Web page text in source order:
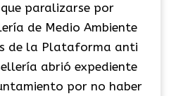
paralizarse por
de Medio Ambiente
de la Plataforma anti
abrió expediente
por no haber